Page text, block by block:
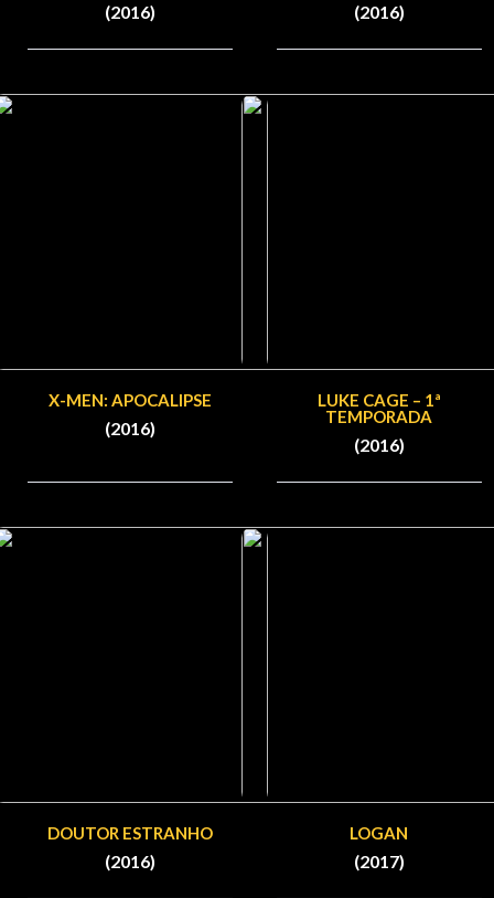
(2016) (2016)
X-MEN: APOCALIPSE
(2016)
LUKE CAGE – 1ª
TEMPORADA
(2016)
DOUTOR ESTRANHO
(2016)
LOGAN
(2017)